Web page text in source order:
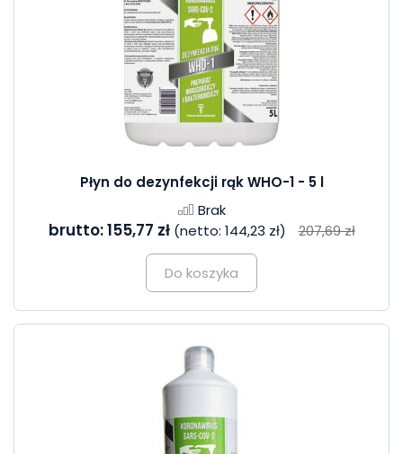
Płyn do dezynfekcji rąk WHO-1 - 5 l
Brak
brutto:155,77 zł (netto: 144,23 zł) 207,69 zł
Do koszyka